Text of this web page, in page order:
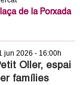
de la Porxada
jun 2026 - 16:00h
Oller, espai
famílies